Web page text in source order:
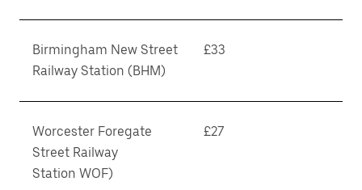
Birmingham New Street
Railway Station (BHM)
£33
Worcester Foregate
Street Railway
Station WOF)
£27